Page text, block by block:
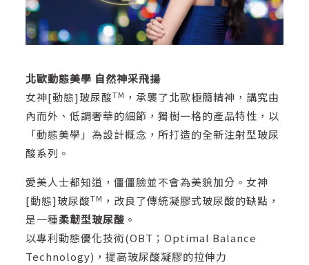
北歐動態美學 自然神采飛揚
女神[動態]玻尿酸TM ，承襲了北歐極簡精神，講究由
內而外、低調奢華的細節，獨樹一格的產品特性，以
「動態美學」為設計概念，所打造的全新注射型玻尿
酸系列。
愛美人士都知道，僵僵臉並不會為美貌加分。女神
[動態]玻尿酸TM ，改良了傳統凝膠式玻尿酸的缺點，
是一種柔韌型玻尿酸 。
以專利動態優化技術(OBT；Optimal Balance
Technology)，提高玻尿酸凝膠的拉伸力